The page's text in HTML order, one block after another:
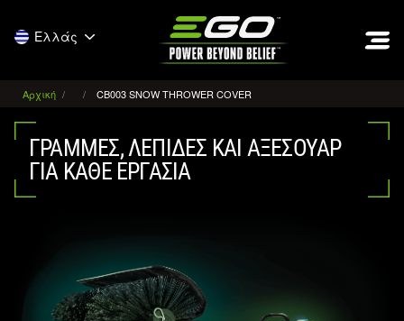
Ελλάς
Αρχική CB003 SNOW THROWER COVER
ΓΡΑΜΜΈΣ, ΛΕΠΊΔΕΣ ΚΑΙ ΑΞΕΣΟΥΆΡ
ΓΙΑ ΚΆΘΕ ΕΡΓΑΣΊΑ